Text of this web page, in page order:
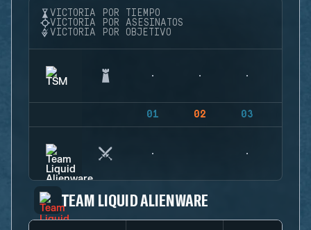
VICTORIA POR TIEMPO
VICTORIA POR ASESINATOS
VICTORIA POR OBJETIVO
01 02 03
TEAM LIQUID ALIENWARE